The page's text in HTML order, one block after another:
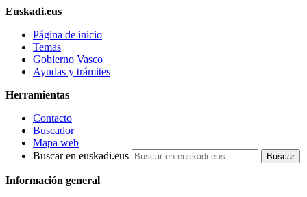
Euskadi.eus
Página de inicio
Temas
Gobierno Vasco
Ayudas y trámites
Herramientas
Contacto
Buscador
Mapa web
Buscar en euskadi.eus
Información general